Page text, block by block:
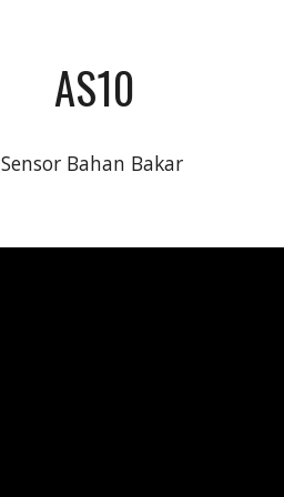
AS10
Sensor Bahan Bakar